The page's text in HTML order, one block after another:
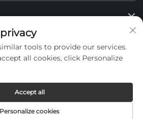
prywatności
tools to provide our services.
all cookies, click Personalize
Personalize cookies
Accept all